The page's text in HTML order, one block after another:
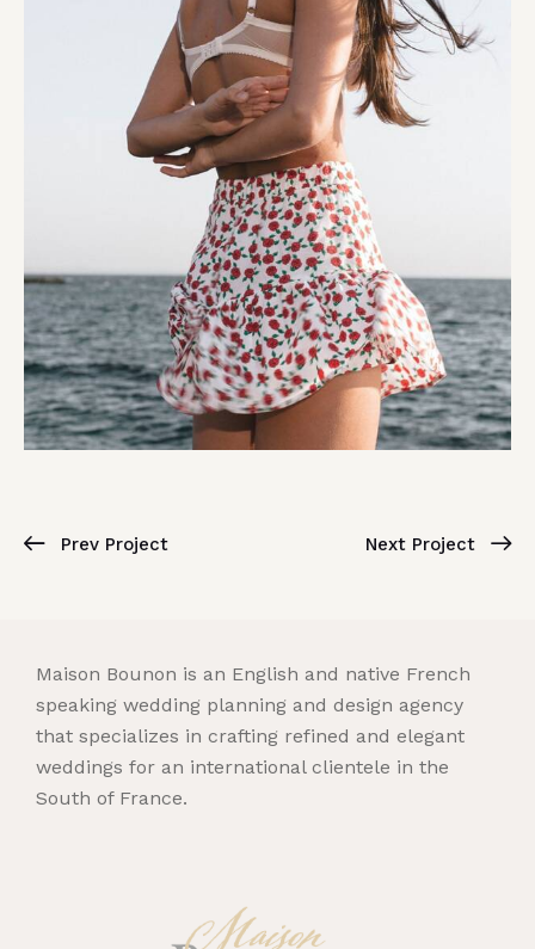
Prev Project Next Project
Maison Bounon is an English and native French
speaking wedding planning and design agency
that specializes in crafting refined and elegant
weddings for an international clientele in the
South of France.